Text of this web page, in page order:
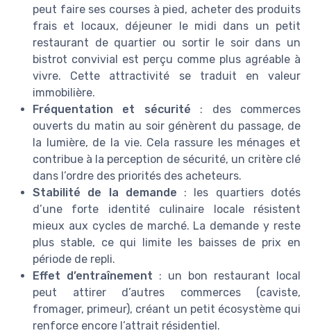
peut faire ses courses à pied, acheter des produits
frais et locaux, déjeuner le midi dans un petit
restaurant de quartier ou sortir le soir dans un
bistrot convivial est perçu comme plus agréable à
vivre. Cette attractivité se traduit en valeur
immobilière.
Fréquentation et sécurité : des commerces
ouverts du matin au soir génèrent du passage, de
la lumière, de la vie. Cela rassure les ménages et
contribue à la perception de sécurité, un critère clé
dans l’ordre des priorités des acheteurs.
Stabilité de la demande : les quartiers dotés
d’une forte identité culinaire locale résistent
mieux aux cycles de marché. La demande y reste
plus stable, ce qui limite les baisses de prix en
période de repli.
Effet d’entraînement : un bon restaurant local
peut attirer d’autres commerces (caviste,
fromager, primeur), créant un petit écosystème qui
renforce encore l’attrait résidentiel.